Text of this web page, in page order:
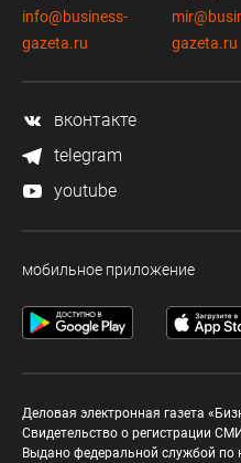
info@business-
gazeta.ru
gazeta.ru
вконтакте
telegram
youtube
мобильное приложение
Деловая электронная газета
Свидетельство о регистрации
Выдано федеральной службой по